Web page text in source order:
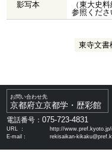
影写本
（東大史
参照くださ
東寺文書
お問い合わせ先
京都府立京都学・歴彩館
電話番号：075-723-4831
URL ：
http://
E-mail：
rekisaikan-